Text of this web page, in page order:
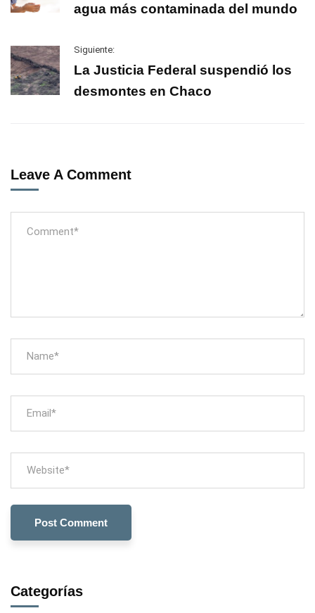
agua más contaminada del mundo
Siguiente:
La Justicia Federal suspendió los
desmontes en Chaco
Leave A Comment
Categorías